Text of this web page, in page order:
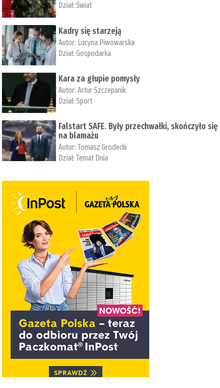
Dział:Świat
Kadry się starzeją
Autor: Lucyna Piwowarska
Dział:Gospodarka
Kara za głupie pomysły
Autor:Artur Szczepanik
Dział:Sport
Falstart SAFE. Były przechwałki, skończyło się
na blamażu
Autor:Tomasz Grodecki
Dział:Temat Dnia